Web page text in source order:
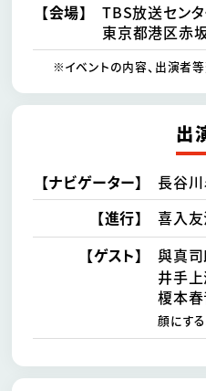
【会場】
TBS放送セン
東京都港区赤
※イベントの内容、出演者
出
【ナビゲーター】
長谷川
【進行】
喜入
【ゲスト】 與真
井手
榎本春
顔にす